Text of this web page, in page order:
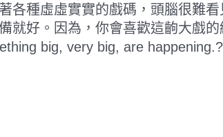
各種虛虛實實的戲碼，頭腦很難
就好。因為，你會喜歡這齣大戲
big, very big, are